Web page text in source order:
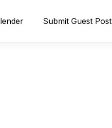
Submit Guest Post